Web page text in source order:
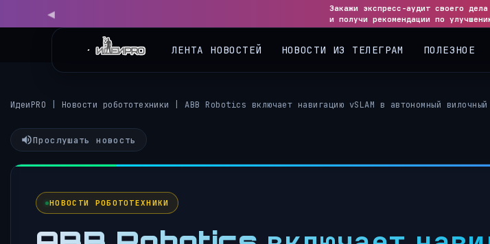
◀
Закажи экспресс-аудит своего
и получи рекомендации по
ИдеиPRO Новости робототехники |ABB Robotics включает навигацию vSLAM в автономный
Прослушать новость
НОВОСТИ РОБОТОТЕХНИКИ